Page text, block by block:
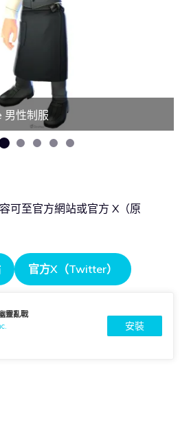
男性制服
可至官方網站或官方 X（原
官方X（Twitter）
靈亂戰
安裝